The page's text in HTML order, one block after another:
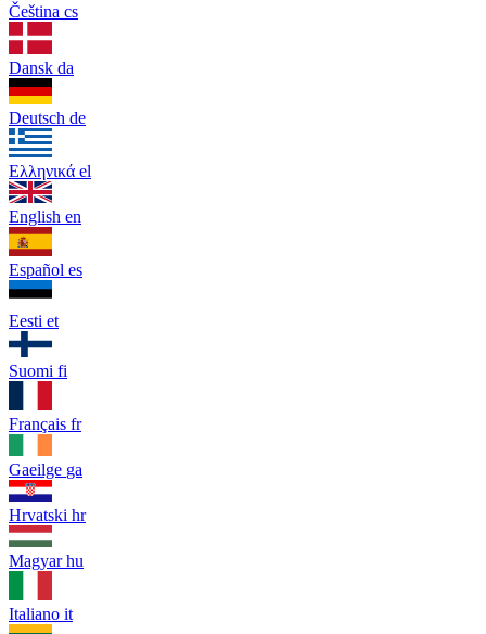
Čeština cs
Dansk da
Deutsch de
Ελληνικά el
English en
Español es
Eesti et
Suomi fi
Français fr
Gaeilge ga
Hrvatski hr
Magyar hu
Italiano it